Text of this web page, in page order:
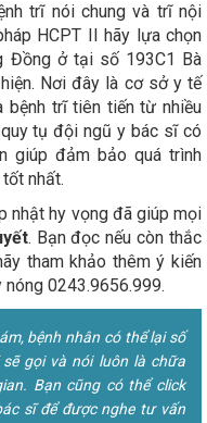
trĩ nói chung và trĩ nội
HCPT II hãy lựa chọn
Đồng ở tại số 193C1 Bà
Nơi đây là cơ sở y tế
bệnh trĩ tiên tiến từ nhiều
tụ đội ngũ y bác sĩ có
giúp đảm bảo quá trình
nhất.
nhật hy vọng đã giúp mọi
. Bạn đọc nếu còn thắc
tham khảo thêm ý kiến
0243.9656.999.
bệnh nhân có thể lại số
gọi và nói luôn là chữa
Bạn cũng có thể click
sĩ để được nghe tư vấn